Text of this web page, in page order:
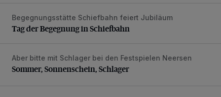
Tag der Begegnung in Schiefbahn
Begegnungsstätte Schiefbahn feiert Jubiläum
Tag der Begegnung in Schiefbahn
Sommer, Sonnenschein, Schlager
Aber bitte mit Schlager bei den Festspielen Neersen
Sommer, Sonnenschein, Schlager